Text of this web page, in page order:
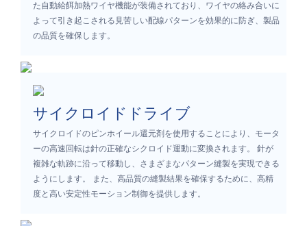
た自動給餌加熱ワイヤ機能が装備されており、ワイヤの絡み合いに
よって引き起こされる見苦しい配線パターンを効果的に防ぎ、製品
の品質を確保します。
サイクロイドドライブ
サイクロイドのピンホイール還元剤を使用することにより、モータ
ーの高速回転は針の正確なシクロイド運動に変換されます。 針が
複雑な軌跡に沿って移動し、さまざまなパターン縫製を実現できる
ようにします。 また、高品質の縫製結果を確保するために、高精
度と高い安定性モーション制御を提供します。